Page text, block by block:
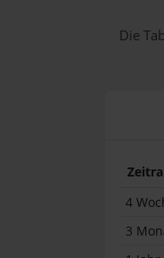
Die
4
3